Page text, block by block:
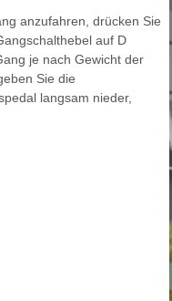
anzufahren, drücken Sie
auf D
je nach Gewicht der
Sie die
langsam nieder,